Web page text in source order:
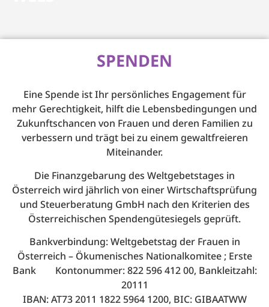
SPENDEN
Eine Spende ist Ihr persönliches Engagement für
mehr Gerechtigkeit, hilft die Lebensbedingungen und
Zukunftschancen von Frauen und deren Familien zu
verbessern und trägt bei zu einem gewaltfreieren
Miteinander.
Die Finanzgebarung des Weltgebetstages in
Österreich wird jährlich von einer Wirtschaftsprüfung
und Steuerberatung GmbH nach den Kriterien des
Österreichischen Spendengütesiegels geprüft.
Bankverbindung: Weltgebetstag der Frauen in
Österreich – Ökumenisches Nationalkomitee ; Erste
Bank Kontonummer: 822 596 412 00, Bankleitzahl:
20111
IBAN: AT73 2011 1822 5964 1200, BIC: GIBAATWW